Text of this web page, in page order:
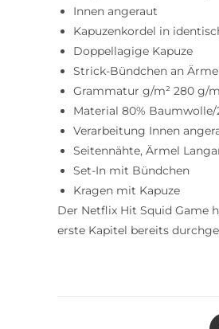
Innen angeraut
Kapuzenkordel in
Doppellagige Kapuze
Strick-Bündchen an
Grammatur g/m² 280 g/
Material 80% Baumwolle/
Verarbeitung Innen
Seitennähte, Ärmel
Set-In mit Bündchen
Kragen mit Kapuze
Der Netflix Hit Squid Game
erste Kapitel bereits